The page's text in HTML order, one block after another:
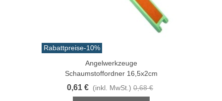
Rabattpreise-10%
Angelwerkzeuge
Schaumstoffordner 16,5x2cm
0,61 € (inkl. MwSt.) 0,68 €